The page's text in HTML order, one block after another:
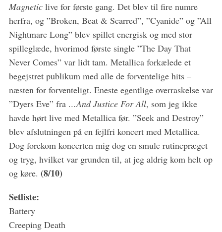
Magneticlive for første gang. Det blev til fire numre
herfra, og ”Broken, Beat & Scarred”, ”Cyanide” og ”All
Nightmare Long” blev spillet energisk og med stor
spilleglæde, hvorimod første single ”The Day That
Never Comes” var lidt tam. Metallica forkælede et
begejstret publikum med alle de forventelige hits –
næsten for forventeligt. Eneste egentlige overraskelse var
”Dyers Eve” fra …And Justice For All, som jeg ikke
havde hørt live med Metallica før. ”Seek and Destroy”
blev afslutningen på en fejlfri koncert med Metallica.
Dog forekom koncerten mig dog en smule rutinepræget
og tryg, hvilket var grunden til, at jeg aldrig kom helt op
og køre. (8/10)
Setliste:
Battery
Creeping Death